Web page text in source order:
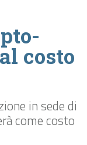
costo
in sede di
come costo